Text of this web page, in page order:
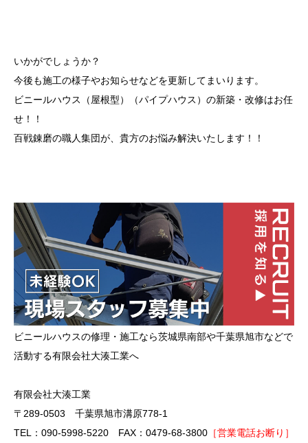
いかがでしょうか？
今後も施工の様子やお知らせなどを更新してまいります。
ビニールハウス（屋根型）（パイプハウス）の新築・改修はお任
せ！！
百戦錬磨の職人集団が、貴方のお悩み解決いたします！！
ビニールハウスの修理・施工なら茨城県南部や千葉県旭市などで
活動する有限会社大湊工業へ
有限会社大湊工業
〒289-0503 千葉県旭市溝原778-1
TEL：090-5998-5220 FAX：0479-68-3800 ［営業電話お断り］